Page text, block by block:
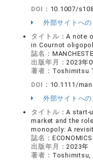
DOI： 10.1007/
外部サイトへ
タイトル：A note
in Cournot
誌名：
出版年月：2023年
著者： Toshimitsu
DOI： 10.1111/
外部サイトへ
タイトル：A start-
market and the
monopoly: A
誌名：
出版年月：2023年
著者： Toshimitsu,